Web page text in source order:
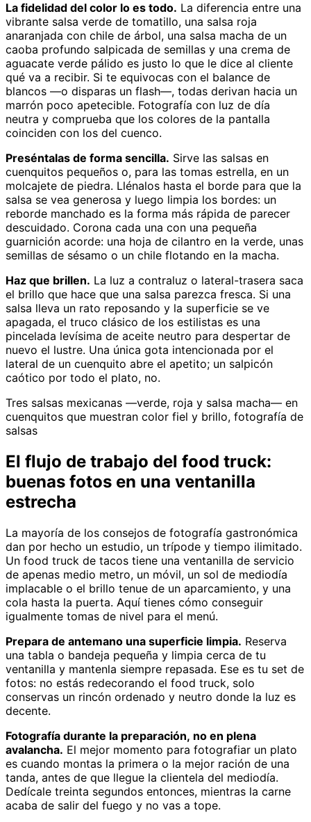
La fidelidad del color lo es todo. La diferencia entre una
vibrante salsa verde de tomatillo, una salsa roja
anaranjada con chile de árbol, una salsa macha de un
caoba profundo salpicada de semillas y una crema de
aguacate verde pálido es justo lo que le dice al cliente
qué va a recibir. Si te equivocas con el balance de
blancos —o disparas un flash—, todas derivan hacia un
marrón poco apetecible. Fotografía con luz de día
neutra y comprueba que los colores de la pantalla
coinciden con los del cuenco.
Preséntalas de forma sencilla. Sirve las salsas en
cuenquitos pequeños o, para las tomas estrella, en un
molcajete de piedra. Llénalos hasta el borde para que la
salsa se vea generosa y luego limpia los bordes: un
reborde manchado es la forma más rápida de parecer
descuidado. Corona cada una con una pequeña
guarnición acorde: una hoja de cilantro en la verde, unas
semillas de sésamo o un chile flotando en la macha.
Haz que brillen. La luz a contraluz o lateral-trasera saca
el brillo que hace que una salsa parezca fresca. Si una
salsa lleva un rato reposando y la superficie se ve
apagada, el truco clásico de los estilistas es una
pincelada levísima de aceite neutro para despertar de
nuevo el lustre. Una única gota intencionada por el
lateral de un cuenquito abre el apetito; un salpicón
caótico por todo el plato, no.
Tres salsas mexicanas —verde, roja y salsa macha— en
cuenquitos que muestran color fiel y brillo, fotografía de
salsas
El flujo de trabajo del food truck:
buenas fotos en una ventanilla
estrecha
La mayoría de los consejos de fotografía gastronómica
dan por hecho un estudio, un trípode y tiempo ilimitado.
Un food truck de tacos tiene una ventanilla de servicio
de apenas medio metro, un móvil, un sol de mediodía
implacable o el brillo tenue de un aparcamiento, y una
cola hasta la puerta. Aquí tienes cómo conseguir
igualmente tomas de nivel para el menú.
Prepara de antemano una superficie limpia. Reserva
una tabla o bandeja pequeña y limpia cerca de tu
ventanilla y mantenla siempre repasada. Ese es tu set de
fotos: no estás redecorando el food truck, solo
conservas un rincón ordenado y neutro donde la luz es
decente.
Fotografía durante la preparación, no en plena
avalancha. El mejor momento para fotografiar un plato
es cuando montas la primera o la mejor ración de una
tanda, antes de que llegue la clientela del mediodía.
Dedícale treinta segundos entonces, mientras la carne
acaba de salir del fuego y no vas a tope.